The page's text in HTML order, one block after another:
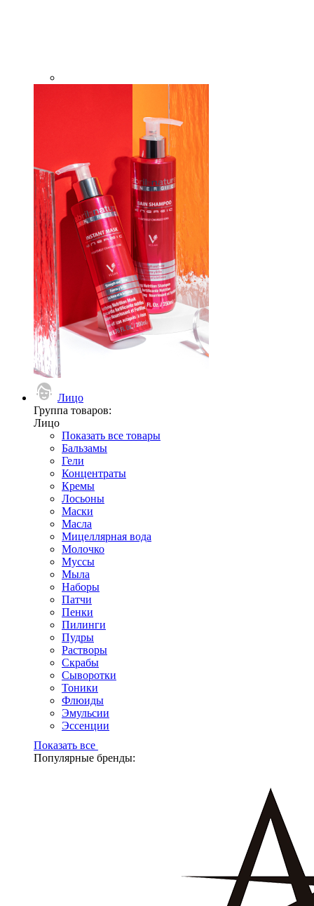
Лицо
Группа товаров:
Лицо
Показать все товары
Бальзамы
Гели
Концентраты
Кремы
Лосьоны
Маски
Масла
Мицеллярная вода
Молочко
Муссы
Мыла
Наборы
Патчи
Пенки
Пилинги
Пудры
Растворы
Скрабы
Сыворотки
Тоники
Флюиды
Эмульсии
Эссенции
Показать все
Популярные бренды: